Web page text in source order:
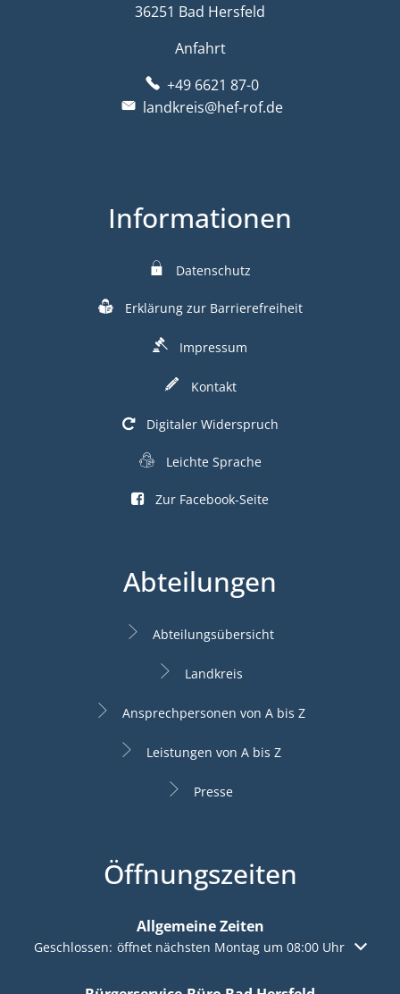
36251 Bad Hersfeld
Anfahrt
+49 6621 87-0
landkreis@hef-rof.de
Informationen
Datenschutz
Erklärung zur Barrierefreiheit
Impressum
Kontakt
Digitaler Widerspruch
Leichte Sprache
Zur Facebook-Seite
Abteilungen
Abteilungsübersicht
Landkreis
Ansprechpersonen von A bis Z
Leistungen von A bis Z
Presse
Öffnungszeiten
Allgemeine Zeiten
Klicken, um weitere Öffnungs- oder Schließzeiten
Geschlossen: öffnet nächsten Montag um 08:00 Uhr